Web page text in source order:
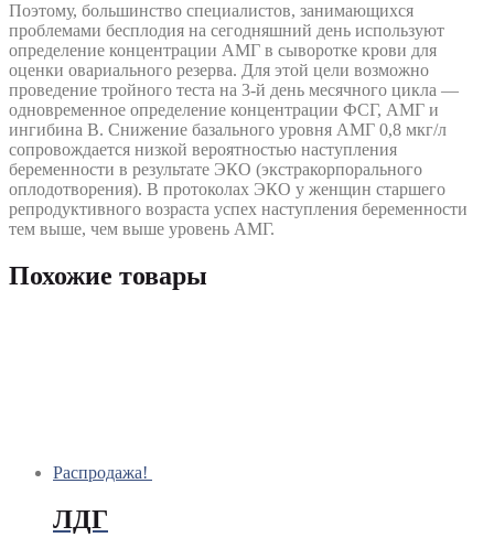
Поэтому, большинство специалистов, занимающихся
проблемами бесплодия на сегодняшний день используют
определение концентрации АМГ в сыворотке крови для
оценки овариального резерва. Для этой цели возможно
проведение тройного теста на 3-й день месячного цикла —
одновременное определение концентрации ФСГ, АМГ и
ингибина B. Снижение базального уровня АМГ 0,8 мкг/л
сопровождается низкой вероятностью наступления
беременности в результате ЭКО (экстракорпорального
оплодотворения). В протоколах ЭКО у женщин старшего
репродуктивного возраста успех наступления беременности
тем выше, чем выше уровень АМГ.
Похожие товары
Распродажа!
ЛДГ